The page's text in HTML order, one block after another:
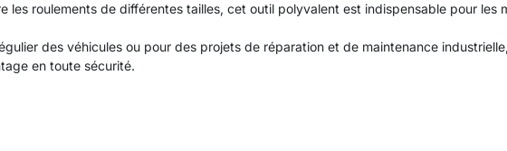
les roulements de différentes tailles, cet outil polyvalent est indispensable pour les
des véhicules ou pour des projets de réparation et de maintenance
en toute sécurité.